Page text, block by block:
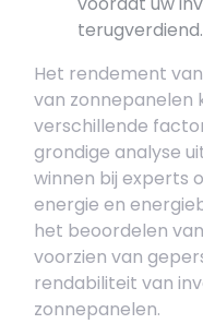
terugverdiend.
Het rendement
van zonnepanelen
verschillende
grondige analyse
winnen bij experts
energie en
het beoordelen
voorzien van
rendabiliteit van
zonnepanelen.